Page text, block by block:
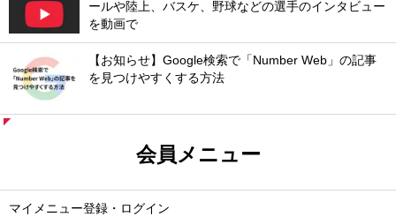
ールや陸上、バスケ、野球などの選手のインタビュー
を動画で
【お知らせ】Google検索で「Number Web」の記事
を見つけやすくする方法
会員メニュー
マイメニュー登録・ログイン